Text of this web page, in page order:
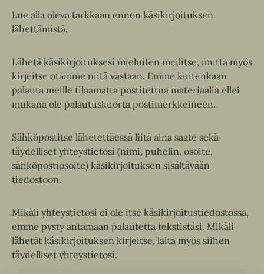
Lue alla oleva tarkkaan ennen käsikirjoituksen
lähettämistä.
Lähetä käsikirjoituksesi mieluiten meilitse, mutta myös
kirjeitse otamme niitä vastaan. Emme kuitenkaan
palauta meille tilaamatta postitettua materiaalia ellei
mukana ole palautuskuorta postimerkkeineen.
Sähköpostitse lähetettäessä liitä aina saate sekä
täydelliset yhteystietosi (nimi, puhelin, osoite,
sähköpostiosoite) käsikirjoituksen sisältävään
tiedostoon.
Mikäli yhteystietosi ei ole itse käsikirjoitustiedostossa,
emme pysty antamaan palautetta tekstistäsi. Mikäli
lähetät käsikirjoituksen kirjeitse, laita myös siihen
täydelliset yhteystietosi.